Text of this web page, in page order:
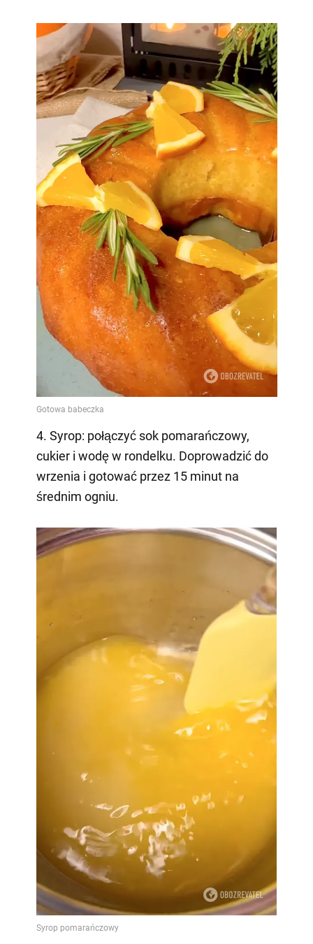
4. Syrop: połączyć sok pomarańczowy,
cukier i wodę w rondelku. Doprowadzić do
wrzenia i gotować przez 15 minut na
średnim ogniu.